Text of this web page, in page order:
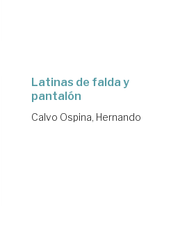
Latinas de falda y
pantalón
Calvo Ospina, Hernando